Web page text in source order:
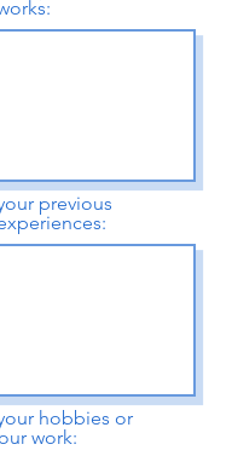
previous
hobbies or
work: